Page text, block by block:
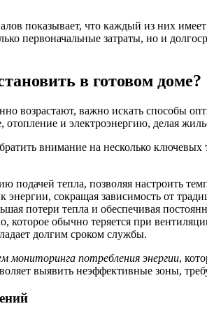
показывает, что каждый из них
первоначальные затраты, но и
в готовом доме?
возрастают, важно искать способы
отопление и электроэнергию, делая
внимание на несколько
подачей тепла, позволяя настроить
энергии, сокращая зависимость от
потери тепла и обеспечивая
которое обычно теряется при
долгим сроком службы.
мониторинга потребления энергии,
выявить неэффективные зоны,